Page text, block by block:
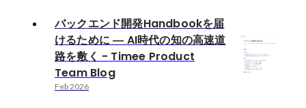
バックエンド開発Handbookを届
けるために ― AI時代の知の高速道
路を敷く - Timee Product
Team Blog
Feb 2026